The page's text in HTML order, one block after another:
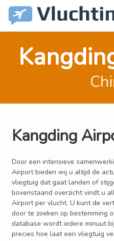
Kangding
Door een intensieve
Airport bieden wij u altijd de
vliegtuig dat gaat landen of
bovenstaand overzicht vindt u
Airport per vlucht. U kunt de
door te zoeken op bestemming
database wordt iedere minuut
precies hoe laat een vliegtuig